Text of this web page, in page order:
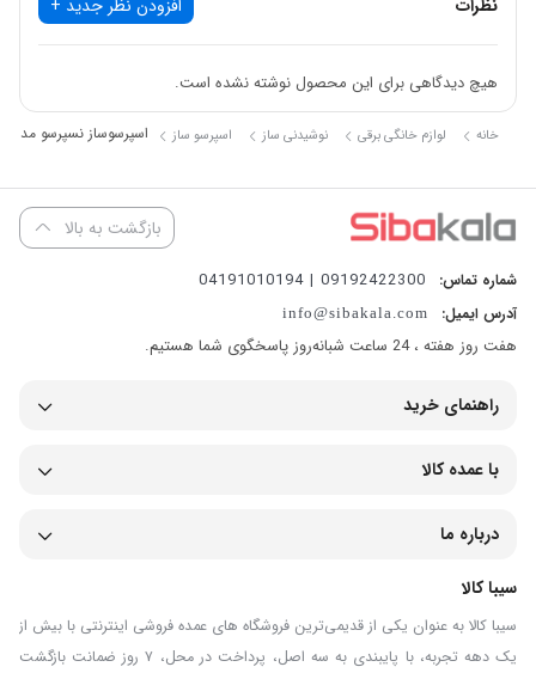
پرو اشاره کرد. این محصول ساخت سفارشی نسپرسو توسط شرکت
delonghi می باشد .این دستگاه همچنین جایزه برتر
نظرات افزودن نظر جدید +
هیچ دیدگاهی برای این محصول نوشته نشده است.
خانه لوازم خانگی برقی نوشیدنی ساز اسپرسو ساز اسپرسوساز نسپرسو مدل Lattissima one
بازگشت به بالا
شماره تماس: 09192422300 | 04191010194
آدرس ایمیل: info@sibakala.com
هفت روز هفته ، 24 ساعت شبانه‌روز پاسخگوی شما هستیم.
راهنمای خرید
با عمده کالا
درباره ما
سیبا کالا
سیبا کالا به عنوان یکی از قدیمی‌ترین فروشگاه های عمده فروشی اینترنتی با بیش از
یک دهه تجربه، با پایبندی به سه اصل، پرداخت در محل، ۷ روز ضمانت بازگشت